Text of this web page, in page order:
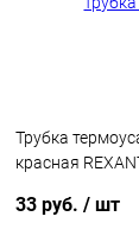
Трубка
красная
33 руб. / шт